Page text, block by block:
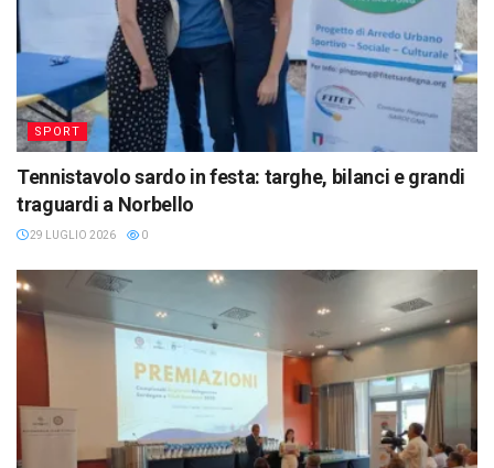
SPORT
Tennistavolo sardo in festa: targhe, bilanci e grandi
traguardi a Norbello
29 LUGLIO 2026 0